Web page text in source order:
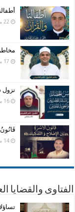
22 مايو، 2026
17 مايو، 2026
نزول
16 مايو، 2026
14 مايو، 2026
الفتاوى والقضايا